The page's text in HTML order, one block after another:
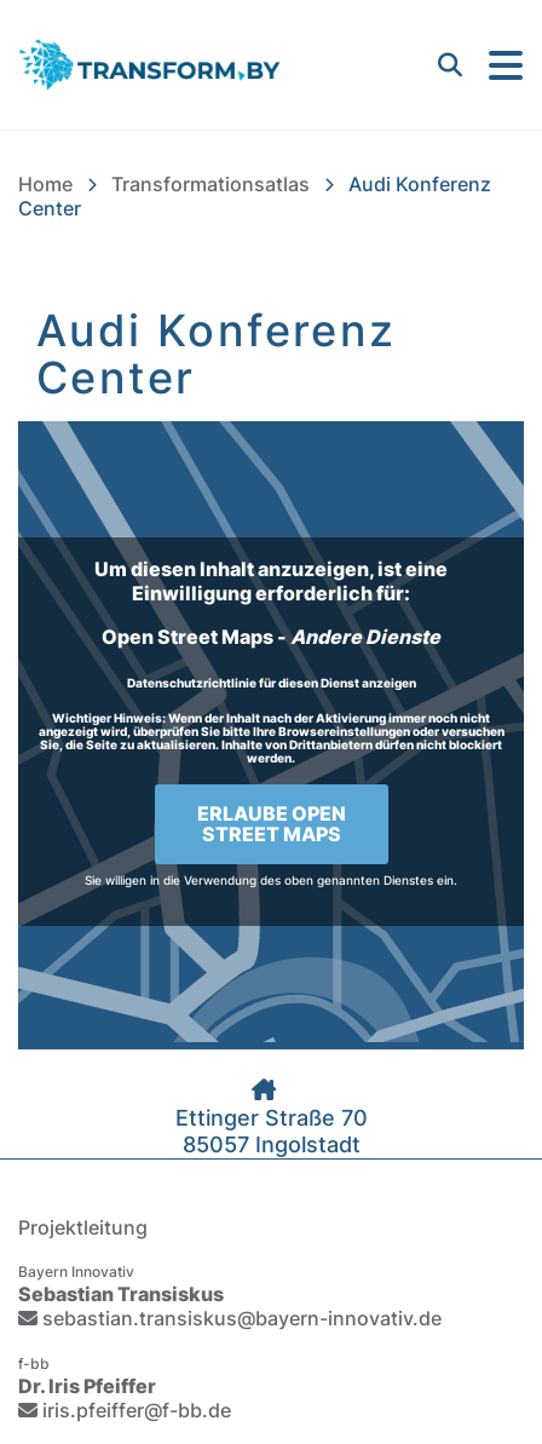
Bayern Innovativ GmbH
Suchen
Home Transformationsatlas
Audi Konferenz
Center
Audi Konferenz
Center
Inhalt
Um diesen Inhalt anzuzeigen, ist eine
Einwilligung erforderlich für:
Open Street Maps -Andere Dienste
Datenschutzrichtlinie für diesen Dienst anzeigen
Wichtiger Hinweis:Wenn der Inhalt nach der Aktivierung immer noch nicht
angezeigt wird, überprüfen Sie bitte Ihre Browsereinstellungen oder versuchen
Sie, die Seite zu aktualisieren. Inhalte von Drittanbietern dürfen nicht blockiert
werden.
ERLAUBE OPEN
STREET MAPS
Sie willigen in die Verwendung des oben genannten Dienstes ein.
Ettinger Straße 70
85057 Ingolstadt
Projektleitung
Bayern Innovativ
Sebastian Transiskus
sebastian.transiskus@bayern-innovativ.de
f-bb
Dr. Iris Pfeiffer
iris.pfeiffer@f-bb.de